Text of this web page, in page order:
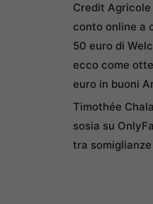
Credit
conto online a
50 euro di
ecco come
euro in buoni
Timothée
sosia su
tra